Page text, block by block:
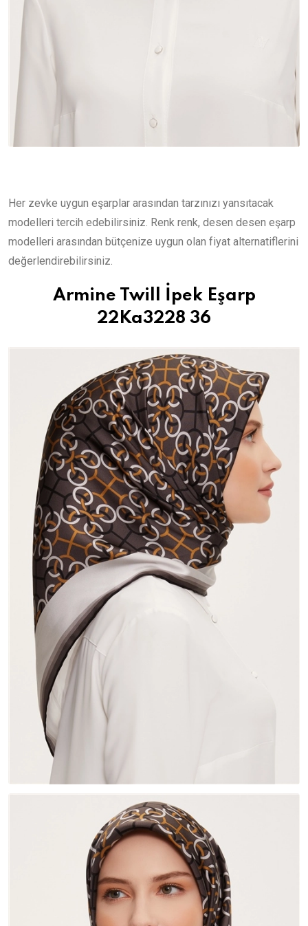
Her zevke uygun eşarplar arasından tarzınızı yansıtacak
modelleri tercih edebilirsiniz. Renk renk, desen desen eşarp
modelleri arasından bütçenize uygun olan fiyat alternatiflerini
değerlendirebilirsiniz.
Armine Twill İpek Eşarp
22Ka3228 36